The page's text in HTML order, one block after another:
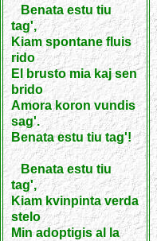
Benata estu tiu
tag',
Kiam spontane fluis
rido
El brusto mia kaj sen
brido
Amora koron vundis
sag'.
Benata estu tiu tag'!
Benata estu tiu
tag',
Kiam kvinpinta verda
stelo
Min adoptigis al la